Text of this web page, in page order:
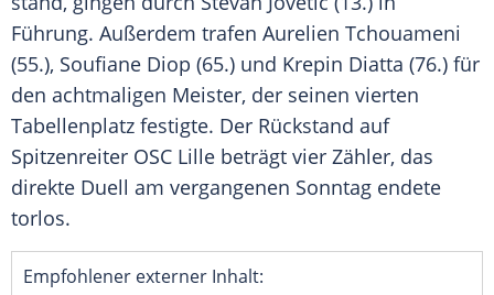
Führung. Außerdem trafen Aurelien Tchouameni
(55.), Soufiane Diop (65.) und Krepin Diatta (76.) für
den achtmaligen Meister, der seinen vierten
Tabellenplatz festigte. Der Rückstand auf
Spitzenreiter OSC Lille beträgt vier Zähler, das
direkte Duell am vergangenen Sonntag endete
torlos.
Empfohlener externer Inhalt: